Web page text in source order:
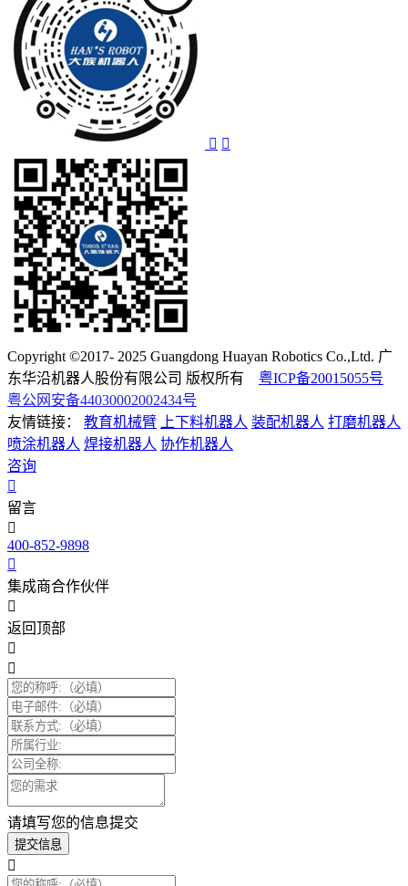
Copyright ©2017- 2025 Guangdong Huayan Robotics Co.,Ltd. 广
东华沿机器人股份有限公司 版权所有 粤ICP备20015055号
粤公网安备44030002002434号
友情链接：
教育机械臂 上下料机器人 装配机器人 打磨机器人
喷涂机器人 焊接机器人 协作机器人
咨询
留言
400-852-9898
集成商合作伙伴
返回顶部
请填写您的信息提交
提交信息